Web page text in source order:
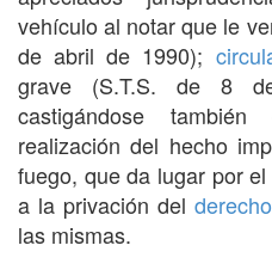
vehículo al notar que le
de abril de 1990);
grave (S.T.S. de 8
castigándose
realización del hecho
fuego, que da lugar por
a la privación del derecho
las mismas.